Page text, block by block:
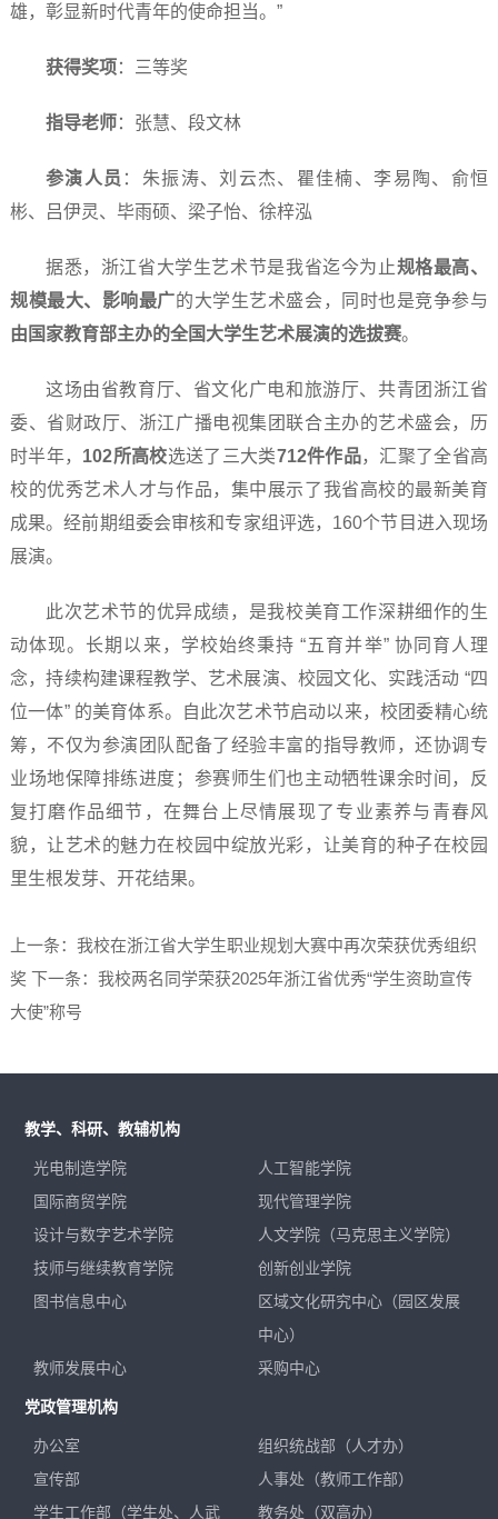
雄，彰显新时代青年的使命担当。”
获得奖项 ：三等奖
指导老师：张慧、段文林
参演人员 ：朱振涛、刘云杰、瞿佳楠、李易陶、俞恒
彬、吕伊灵、毕雨硕、梁子怡、徐梓泓
据悉，浙江省大学生艺术节是我省迄今为止规格最高、
规模最大、影响最广的大学生艺术盛会，同时也是竞争参与
由国家教育部主办的全国大学生艺术展演的选拔赛。
这场由省教育厅、省文化广电和旅游厅、共青团浙江省
委、省财政厅、浙江广播电视集团联合主办的艺术盛会，历
时半年， 102所高校选送了三大类712件作品，汇聚了全省高
校的优秀艺术人才与作品，集中展示了我省高校的最新美育
成果。经前期组委会审核和专家组评选，160个节目进入现场
展演。
此次艺术节的优异成绩，是我校美育工作深耕细作的生
动体现。长期以来，学校始终秉持 “五育并举” 协同育人理
念，持续构建课程教学、艺术展演、校园文化、实践活动 “四
位一体” 的美育体系。自此次艺术节启动以来，校团委精心统
筹，不仅为参演团队配备了经验丰富的指导教师，还协调专
业场地保障排练进度；参赛师生们也主动牺牲课余时间，反
复打磨作品细节，在舞台上尽情展现了专业素养与青春风
貌，让艺术的魅力在校园中绽放光彩，让美育的种子在校园
里生根发芽、开花结果。
上一条：我校在浙江省大学生职业规划大赛中再次荣获优秀组织
奖 下一条：我校两名同学荣获2025年浙江省优秀“学生资助宣传
大使”称号
教学、科研、教辅机构
光电制造学院
人工智能学院
国际商贸学院
现代管理学院
设计与数字艺术学院
人文学院（马克思主义学院）
技师与继续教育学院
创新创业学院
图书信息中心
区域文化研究中心（园区发展
中心）
教师发展中心
采购中心
党政管理机构
办公室
组织统战部（人才办）
宣传部
人事处（教师工作部）
学生工作部（学生处、人武
教务处（双高办）